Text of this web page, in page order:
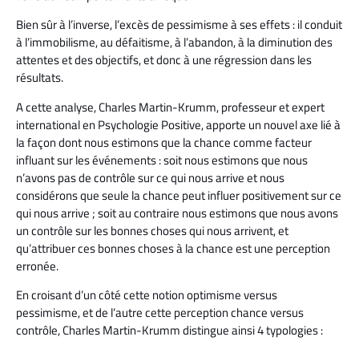
Bien sûr à l’inverse, l’excès de pessimisme à ses effets : il conduit
à l’immobilisme, au défaitisme, à l’abandon, à la diminution des
attentes et des objectifs, et donc à une régression dans les
résultats.
A cette analyse, Charles Martin-Krumm, professeur et expert
international en Psychologie Positive, apporte un nouvel axe lié à
la façon dont nous estimons que la chance comme facteur
influant sur les événements : soit nous estimons que nous
n’avons pas de contrôle sur ce qui nous arrive et nous
considérons que seule la chance peut influer positivement sur ce
qui nous arrive ; soit au contraire nous estimons que nous avons
un contrôle sur les bonnes choses qui nous arrivent, et
qu’attribuer ces bonnes choses à la chance est une perception
erronée.
En croisant d’un côté cette notion optimisme versus
pessimisme, et de l’autre cette perception chance versus
contrôle, Charles Martin-Krumm distingue ainsi 4 typologies :